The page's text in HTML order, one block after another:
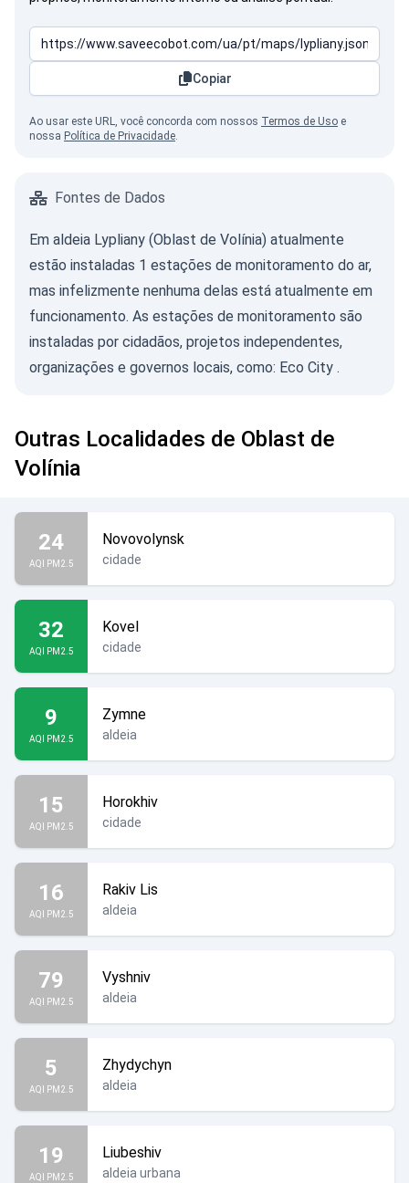
Copiar
Ao usar este URL, você concorda com nossos Termos de Uso e
nossa Política de Privacidade.
Fontes de Dados
Em aldeia Lypliany (Oblast de Volínia) atualmente
estão instaladas 1 estações de monitoramento do ar,
mas infelizmente nenhuma delas está atualmente em
funcionamento. As estações de monitoramento são
instaladas por cidadãos, projetos independentes,
organizações e governos locais, como: Eco City .
Outras Localidades de Oblast de
Volínia
24
AQI PM2.5
Novovolynsk
cidade
32
AQI PM2.5
Kovel
cidade
9
AQI PM2.5
Zymne
aldeia
15
AQI PM2.5
Horokhiv
cidade
16
AQI PM2.5
Rakiv Lis
aldeia
79
AQI PM2.5
Vyshniv
aldeia
5
AQI PM2.5
Zhydychyn
aldeia
19
AQI PM2.5
Liubeshiv
aldeia urbana